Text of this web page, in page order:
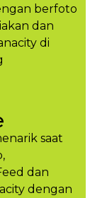
berfoto
dan
di
saat
dan
dengan